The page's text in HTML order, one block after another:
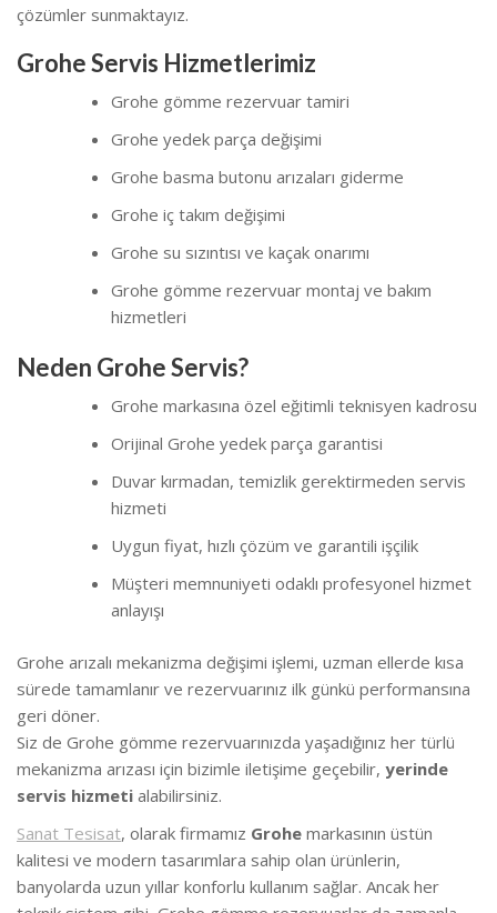
çözümler sunmaktayız.
Grohe Servis Hizmetlerimiz
Grohe gömme rezervuar tamiri
Grohe yedek parça değişimi
Grohe basma butonu arızaları giderme
Grohe iç takım değişimi
Grohe su sızıntısı ve kaçak onarımı
Grohe gömme rezervuar montaj ve bakım
hizmetleri
Neden Grohe Servis?
Grohe markasına özel eğitimli teknisyen kadrosu
Orijinal Grohe yedek parça garantisi
Duvar kırmadan, temizlik gerektirmeden servis
hizmeti
Uygun fiyat, hızlı çözüm ve garantili işçilik
Müşteri memnuniyeti odaklı profesyonel hizmet
anlayışı
Grohe arızalı mekanizma değişimi işlemi, uzman ellerde kısa
sürede tamamlanır ve rezervuarınız ilk günkü performansına
geri döner.
Siz de Grohe gömme rezervuarınızda yaşadığınız her türlü
mekanizma arızası için bizimle iletişime geçebilir, yerinde
servis hizmeti alabilirsiniz.
Sanat Tesisat, olarak firmamız Grohe markasının üstün
kalitesi ve modern tasarımlara sahip olan ürünlerin,
banyolarda uzun yıllar konforlu kullanım sağlar. Ancak her